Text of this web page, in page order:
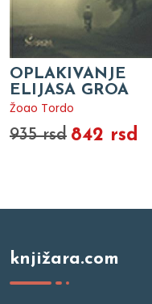
OPLAKIVANJE
ELIJASA GROA
Žoao Tordo
935 rsd 842 rsd
knjižara.com